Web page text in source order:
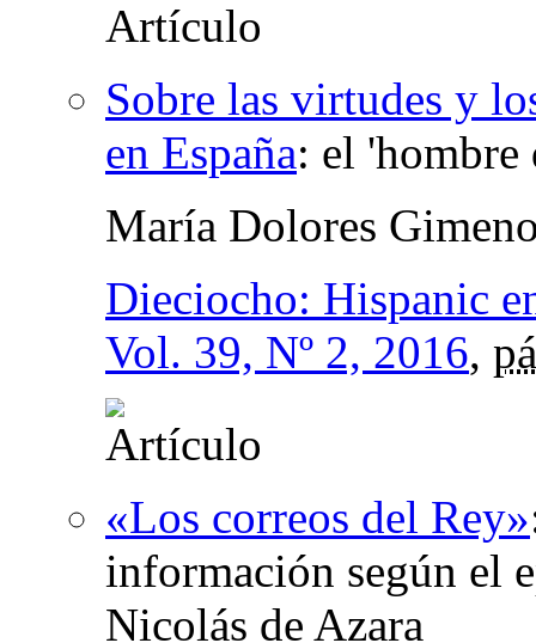
Sobre las virtudes y
en España: el 'hombre
María Dolores
Dieciocho: Hispanic
Vol. 39, Nº 2, 2016,
«Los correos del Rey»
información según el
Nicolás de Azara